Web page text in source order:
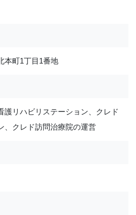
本町1丁目1番地
護リハビリステーション、クレド
、クレド訪問治療院の運営